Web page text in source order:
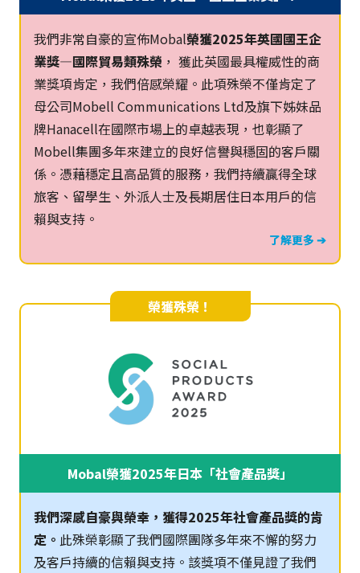
我們非常自豪的宣佈Mobal榮獲2025年英國國王企
業獎—國際貿易類殊榮 ， 獲此英國最具權威性的商
業獎項肯定，我們倍感榮耀。此項殊榮不僅肯定了
母公司Mobell Communications Ltd及旗下姊妹品
牌Hanacell在國際市場上的卓越表現，也彰顯了
Mobell集團多年來建立的良好信譽與穩固的客戶關
係。憑藉穩定且高品質的服務，我們持續贏得全球
旅客、留學生、外派人士及長期居住日本用戶的信
賴與支持。
了解更多 ➔
榮獲殊榮！
Mobal榮獲2025年日本「社會產品獎」
我們深感自豪與榮幸，獲得2025年社會產品獎的肯
定。 此殊榮彰顯了我們國際團隊多年來不懈的努力
及客戶持續的信賴與支持。該獎項不僅見證了我們